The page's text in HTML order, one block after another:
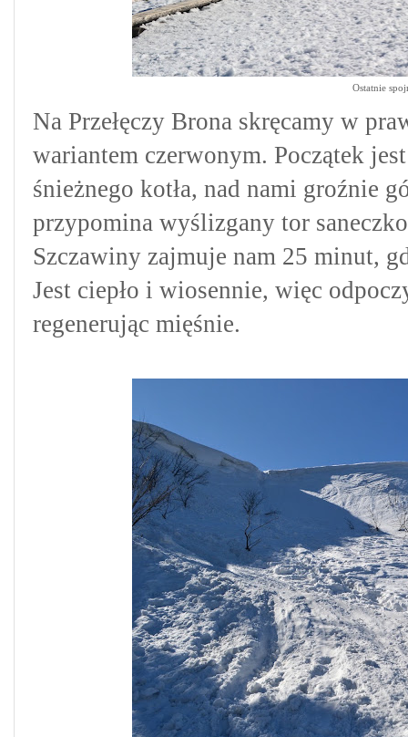
Ostatnie
Na Przełęczy Brona skręcamy w
wariantem czerwonym. Początek
śnieżnego kotła, nad nami groźnie
przypomina wyślizgany tor
Szczawiny zajmuje nam 25 minut,
Jest ciepło i wiosennie, więc
regenerując mięśnie.